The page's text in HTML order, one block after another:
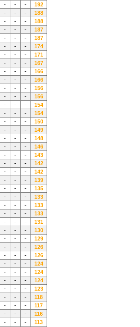
- - -
192
- - -
188
- - -
188
- - -
187
- - -
187
- - -
174
- - -
171
- - -
167
- - -
166
- - -
166
- - -
156
- - -
156
- - -
154
- - -
154
- - -
150
- - -
149
- - -
148
- - -
146
- - -
143
- - -
142
- - -
142
- - -
139
- - -
135
- - -
133
- - -
133
- - -
133
- - -
131
- - -
130
- - -
129
- - -
126
- - -
126
- - -
124
- - -
124
- - -
124
- - -
123
- - -
118
- - -
117
- - -
116
- - -
113